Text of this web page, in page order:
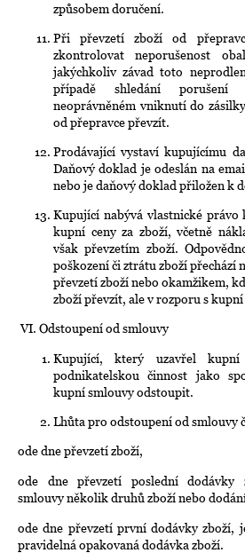
způsobem doručení.
Při převzetí zboží od
zkontrolovat neporušenost
jakýchkoliv závad toto
případě shledání
neoprávněném vniknutí do
od přepravce převzít.
Prodávající vystaví kupujícímu
Daňový doklad je odeslán na
nebo je daňový doklad přiložen k
Kupující nabývá vlastnické právo
kupní ceny za zboží, včetně
však převzetím zboží.
poškození či ztrátu zboží přechází
převzetí zboží nebo okamžikem,
zboží převzít, ale v rozporu s
VI. Odstoupení od smlouvy
Kupující, který uzavřel
podnikatelskou činnost jako
kupní smlouvy odstoupit.
Lhůta pro odstoupení od smlouvy
ode dne převzetí zboží,
ode dne převzetí poslední dodávky
smlouvy několik druhů zboží nebo
ode dne převzetí první dodávky zboží,
pravidelná opakovaná dodávka zboží.